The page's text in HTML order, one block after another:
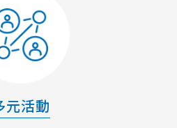
元活動